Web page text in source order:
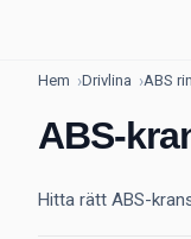
Hem Drivlina ABS
ABS-
Hitta rätt ABS-